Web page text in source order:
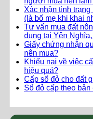
Xác nhận tình
(là bố mẹ khi khai
Tư vấn mua đất
dụng tại Yên
Giấy chứng nhận
nên mua?
Khiếu nại về việc
hiệu quả?
Cấp sổ đỏ cho đất
Sổ đỏ cấp theo